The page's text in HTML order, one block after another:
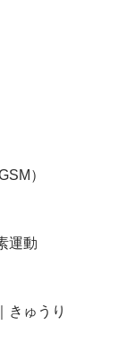
）
運動
きゅうり